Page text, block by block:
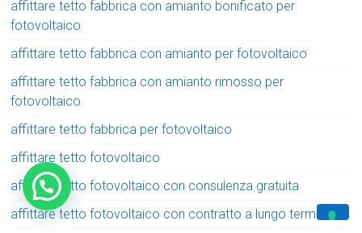
affittare tetto fabbrica con amianto bonificato per
fotovoltaico
affittare tetto fabbrica con amianto per fotovoltaico
affittare tetto fabbrica con amianto rimosso per
fotovoltaico
affittare tetto fabbrica per fotovoltaico
affittare tetto fotovoltaico
affittare tetto fotovoltaico con consulenza gratuita
affittare tetto fotovoltaico con contratto a lungo termine